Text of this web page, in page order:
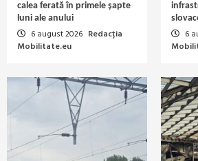
calea ferată în primele șapte
luni ale anului
6 august 2026 Redacția
Mobilitate.eu
6